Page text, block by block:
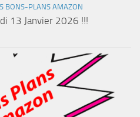
BONS-PLANS AMAZON
13 Janvier 2026 !!!